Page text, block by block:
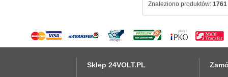
Znaleziono produktów: 1761
Sklep 24VOLT.PL